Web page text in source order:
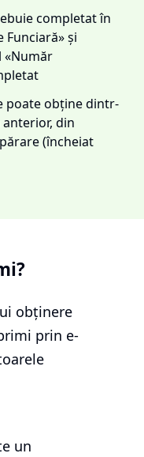
completat în
Funciară» și
«Număr
poate obține dintr-
din
(încheiat
obținere
prin e-
un